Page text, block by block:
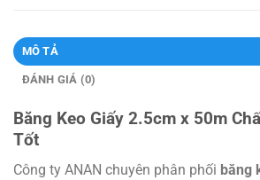
MÔ TẢ
ĐÁNH GIÁ (0)
Băng Keo Giấy 2.5cm x 50m
Tốt
Công ty ANAN chuyên phân phối băng